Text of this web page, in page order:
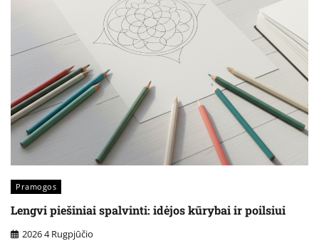
Pramogos
Lengvi piešiniai spalvinti: idėjos kūrybai ir poilsiui
2026 4 Rugpjūčio